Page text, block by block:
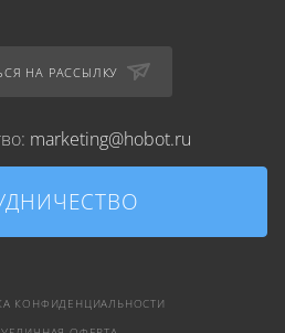
НА РАССЫЛКУ
marketing@hobot.ru
КОНФИДЕНЦИАЛЬНОСТИ